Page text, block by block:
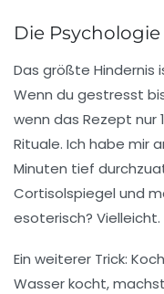
Die
Das größte Hindernis
Wenn du gestresst
wenn das Rezept nur
Rituale. Ich habe mir
Minuten tief
Cortisolspiegel und
esoterisch?
Ein weiterer Trick:
Wasser kocht,